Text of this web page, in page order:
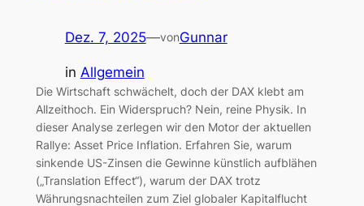
Dez. 7, 2025—vonGunnar
in Allgemein
Die Wirtschaft schwächelt, doch der DAX klebt am
Allzeithoch. Ein Widerspruch? Nein, reine Physik. In
dieser Analyse zerlegen wir den Motor der aktuellen
Rallye: Asset Price Inflation. Erfahren Sie, warum
sinkende US-Zinsen die Gewinne künstlich aufblähen
(„Translation Effect“), warum der DAX trotz
Währungsnachteilen zum Ziel globaler Kapitalflucht